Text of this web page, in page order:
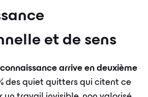
et de sens
arrive en deuxième
des quiet quitters qui citent ce